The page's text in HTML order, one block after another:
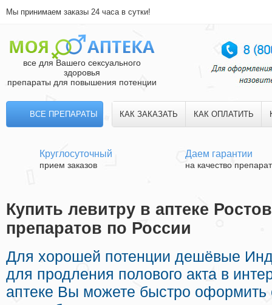
Мы принимаем заказы 24 часа в сутки!
все для Вашего сексуального
здоровья
препараты для повышения потенции
ВСЕ ПРЕПАРАТЫ КАК ЗАКАЗАТЬ КАК ОПЛАТИТЬ
Круглосуточный
прием заказов
Даем гарантии
на качество
Купить левитру в аптеке
препаратов по России
Для хорошей потенции дешёвые
для продления полового акта в
аптеке Вы можете быстро оформить